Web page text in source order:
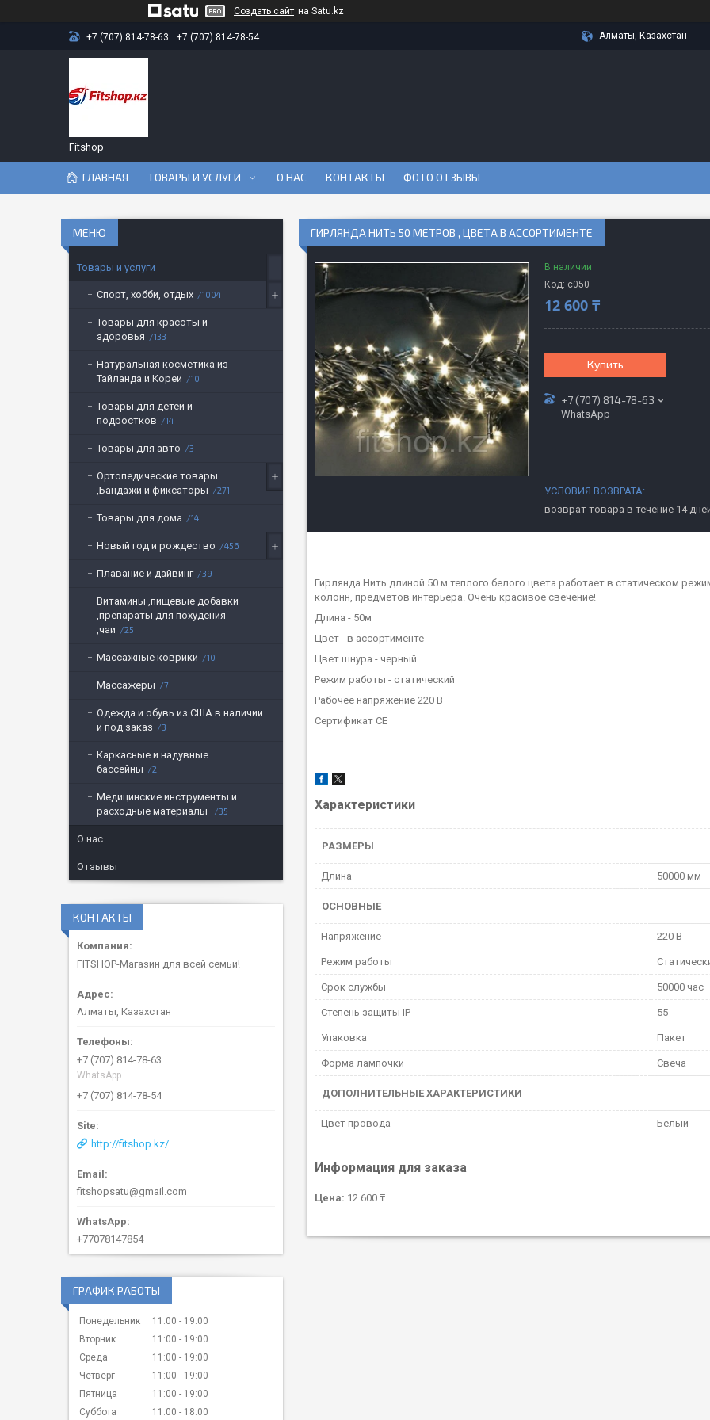
Создать сайт на Satu.kz
+7 (707) 814-78-63 +7 (707) 814-78-54 Алматы, Казахстан
Fitshop
ГЛАВНАЯ ТОВАРЫ И УСЛУГИ О НАС КОНТАКТЫ ФОТО ОТЗЫВЫ
ГИРЛЯНДА НИТЬ 50 МЕТРОВ , ЦВЕТА В АССОРТИМЕНТЕ
В наличии
Код: с050
12 600 ₸
Купить
+7 (707) 814-78-63
WhatsApp
возврат товара в течение 14
Гирлянда Нить длиной 50 м теплого белого цвета работает в статическом
колонн, предметов интерьера. Очень красивое свечение!
Длина - 50м
Цвет - в ассортименте
Цвет шнура - черный
Режим работы - статический
Рабочее напряжение 220 В
Сертификат CE
Характеристики
РАЗМЕРЫ
Длина 50000 мм
ОСНОВНЫЕ
Напряжение 220 В
Режим работы
Срок службы 50000 час
Степень защиты IP 55
Упаковка Пакет
Форма лампочки Свеча
ДОПОЛНИТЕЛЬНЫЕ ХАРАКТЕРИСТИКИ
Цвет провода Белый
Информация для заказа
Цена: 12 600 ₸
Товары и услуги
Спорт, хобби, отдых 1004
Товары для красоты и
здоровья
133
Натуральная косметика из
Тайланда и Кореи
10
Товары для детей и
подростков
14
Товары для авто 3
Ортопедические товары
,Бандажи и фиксаторы
271
Товары для дома 14
Новый год и рождество 456
Плавание и дайвинг 39
Витамины ,пищевые добавки
,препараты для похудения
,чаи
25
Массажные коврики 10
Массажеры 7
Одежда и обувь из США в наличии
и под заказ
3
Каркасные и надувные
бассейны
2
Медицинские инструменты и
расходные материалы
35
О нас
Отзывы
КОНТАКТЫ
FITSHOP-Магазин для всей семьи!
Алматы, Казахстан
+7 (707) 814-78-63
WhatsApp
+7 (707) 814-78-54
http://fitshop.kz/
fitshopsatu@gmail.com
+77078147854
ГРАФИК РАБОТЫ
Понедельник 11:00
19:00
Вторник
11:00
19:00
Среда
11:00
19:00
Четверг
11:00
19:00
Пятница
11:00
19:00
Суббота
11:00 18:00